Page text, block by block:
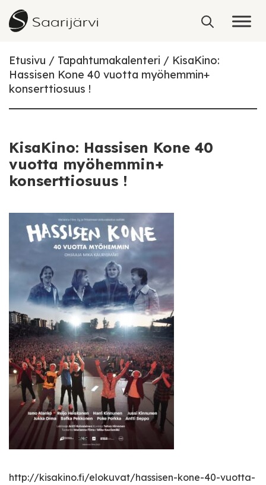
Skip to content
Etusivu Tapahtumakalenteri
KisaKino:
Hassisen Kone 40 vuotta myöhemmin+
konserttiosuus !
KisaKino: Hassisen Kone 40
vuotta myöhemmin+
konserttiosuus !
http://kisakino.fi/elokuvat/hassisen-kone-40-vuotta-